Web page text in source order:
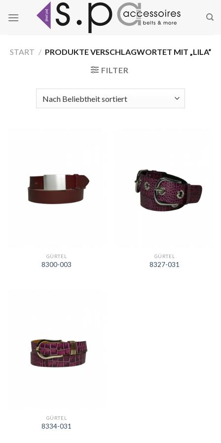
Inhalt
START / PRODUKTE VERSCHLAGWORTET MIT „LILA“
FILTER
GÜRTEL
8300-003
GÜRTEL
8327-031
GÜRTEL
8334-031